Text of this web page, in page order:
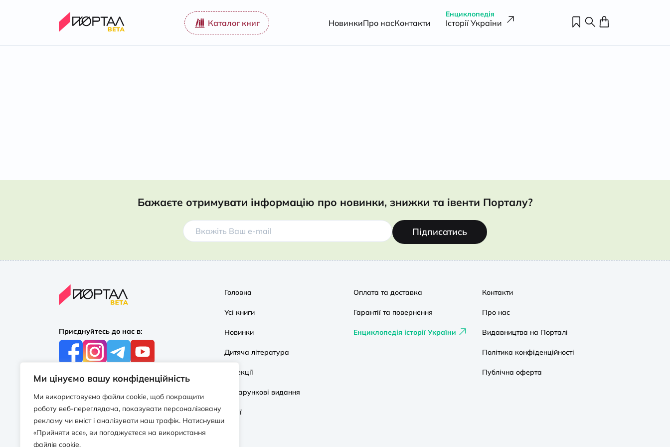
Ми цінуємо вашу конфіденційність
Ми використовуємо файли cookie, щоб покращити
роботу веб-переглядача, показувати персоналізовану
рекламу чи вміст і аналізувати наш трафік. Натиснувши
«Прийняти все», ви погоджуєтеся на використання
файлів cookie.
Каталог книг НовинкиПро насКонтакти
Енциклопедія
Історії України
Бажаєте отримувати інформацію про новинки, знижки та івенти Порталу?
Підписатись
Приєднуйтесь до нас в:
З усіх питань:
+38 097 244 16 56
info@portalbooks.com.ua
Працюємо в будні з 10:00 до 18:00
З приводу співпраці:
Головна
Усі книги
Новинки
Дитяча література
Колекції
Подарункові видання
Акції
Оплата та доставка
Гарантії та повернення
Енциклопедія історії України
Контакти
Про нас
Видавництва на Порталі
Політика конфіденційності
Публічна оферта